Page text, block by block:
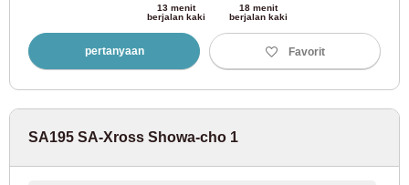
13 menit
berjalan kaki
18 menit
berjalan kaki
pertanyaan Favorit
SA195 SA-Xross Showa-cho 1
Jalur Tokyo Metro Ginza (12)
Jalur Tokyo Metro Chiyoda (20)